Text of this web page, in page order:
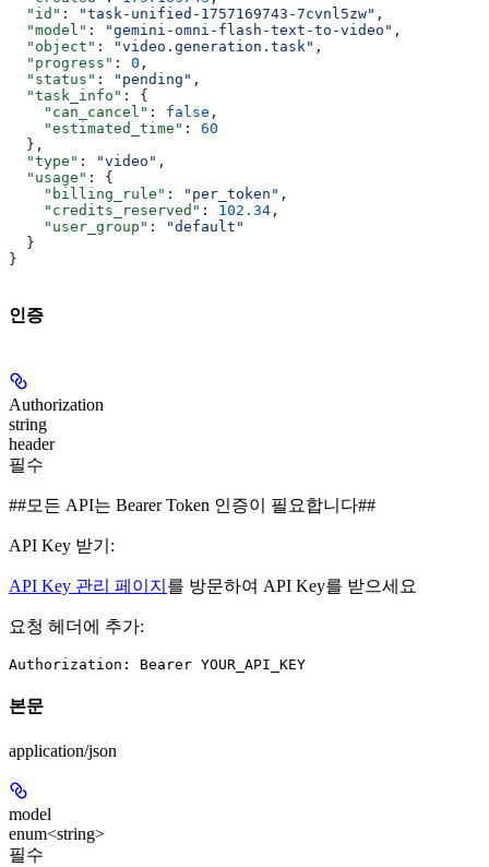
  "id"
: "task-unified-1757169743-7cvnl5zw" ,
  "model"
: "gemini-omni-flash-text-to-video" ,
  "object"
: "video.generation.task" ,
  "progress"
: 0 ,
  "status"
: "pending" ,
  "task_info"
: {
    "can_cancel"
: false ,
    "estimated_time"
: 60
  },
  "type"
: "video" ,
  "usage"
: {
    "billing_rule"
: "per_token" ,
    "credits_reserved"
: 102.34 ,
    "user_group"
:
"default"
  }
}
인증
Authorization
string
header
필수
##모든 API는 Bearer Token 인증이 필요합니다##
API Key 받기:
API Key 관리 페이지 를 방문하여 API Key를 받으세요
요청 헤더에 추가:
Authorization: Bearer YOUR_API_KEY
본문
application/json
model
enum<string>
필수